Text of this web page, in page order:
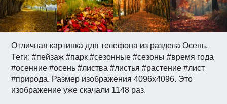
Отличная картинка для телефона из раздела Осень.
Теги: #пейзаж #парк #сезонные #сезоны #время года
#осенние #осень #листва #листья #растение #лист
#природа. Размер изображения 4096x4096. Это
изображение уже скачали 1148 раз.